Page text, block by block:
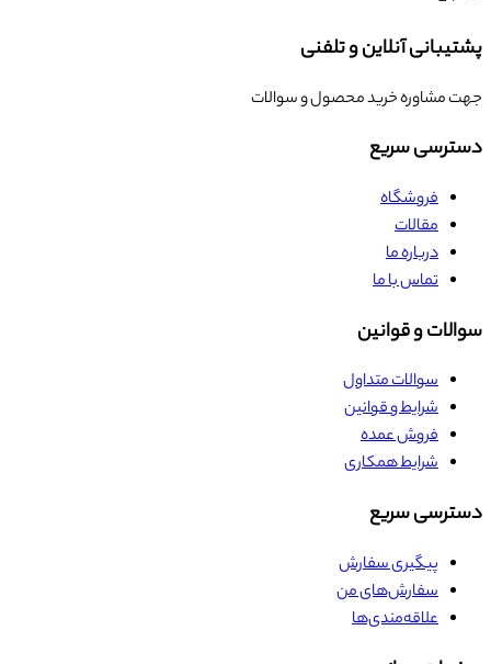
پشتیبانی آنلاین و تلفنی
جهت مشاوره خرید محصول و سوالات
دسترسی سریع
فروشگاه
مقالات
درباره ما
تماس با ما
سوالات و قوانین
سوالات متداول
شرایط و قوانین
فروش عمده
شرایط همکاری
دسترسی سریع
پیگیری سفارش
سفارش‌های من
علاقه‌مندی‌ها